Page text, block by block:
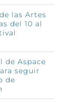
las Artes
del 10 al
de Aspace
seguir
de